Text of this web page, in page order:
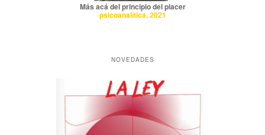
Más acá del principio del placer
psicoanalítica, 2021
NOVEDADES